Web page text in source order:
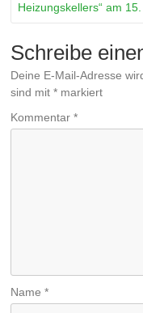
Heizungskellers“ am
Schreibe
Deine E-Mail-Adresse
sind mit* markiert
Kommentar*
Name*